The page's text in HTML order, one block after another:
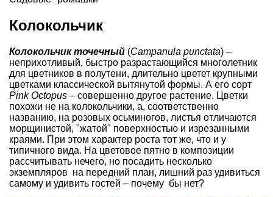
Колокольчик
Колокольчик точечный (Campanula punctata) –
неприхотливый, быстро разрастающийся многолетник
для цветников в полутени, длительно цветет крупными
цветками классической вытянутой формы. А его сорт
Pink Octopus – совершенно другое растение. Цветки
похожи не на колокольчики, а, соответственно
названию, на розовых осьминогов, листья отличаются
морщинистой, "жатой" поверхностью и изрезанными
краями. При этом характер роста тот же, что и у
типичного вида. На цветовое пятно в композиции
рассчитывать нечего, но посадить несколько
экземпляров на передний план, лишний раз удивиться
самому и удивить гостей – почему бы нет?